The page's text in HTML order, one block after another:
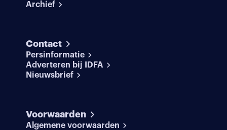
Archief
Contact
Persinformatie
Adverteren bij IDFA
Nieuwsbrief
Voorwaarden
Algemene voorwaarden